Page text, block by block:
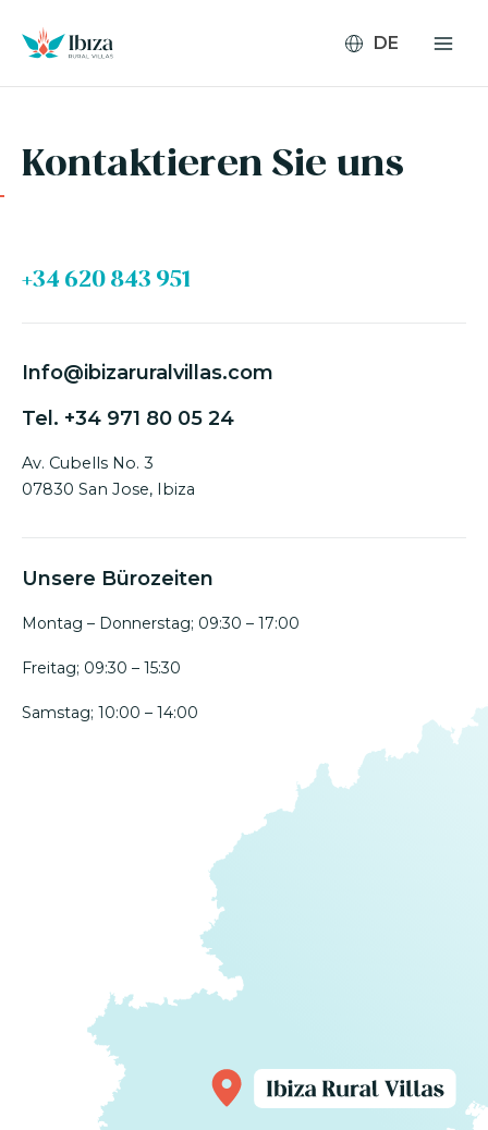
Inhalt
springen
Kontaktieren Sie uns
+34 620 843 951
Info@ibizaruralvillas.com
Tel. +34 971 80 05 24
Av. Cubells No. 3
07830 San Jose, Ibiza
Unsere Bürozeiten
Montag – Donnerstag; 09:30 – 17:00
Freitag; 09:30 – 15:30
Samstag; 10:00 – 14:00